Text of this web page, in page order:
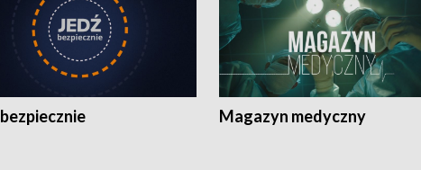
Magazyn medyczny